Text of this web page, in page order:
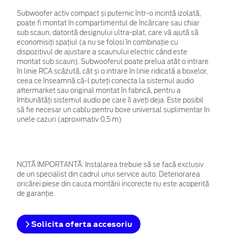
Subwoofer activ compact și puternic într-o incintă izolată,
poate fi montat în compartimentul de încărcare sau chiar
sub scaun, datorită designului ultra-plat, care vă ajută să
economisiți spațiul (a nu se folosi în combinație cu
dispozitivul de ajustare a scaunului electric când este
montat sub scaun). Subwooferul poate prelua atât o intrare
în linie RCA scăzută, cât și o intrare în linie ridicată a boxelor,
ceea ce înseamnă că-l puteți conecta la sistemul audio
aftermarket sau original montat în fabrică, pentru a
îmbunătăți sistemul audio pe care îl aveți deja. Este posibil
să fie necesar un cablu pentru boxe universal suplimentar în
unele cazuri (aproximativ 0,5 m)
NOTĂ IMPORTANTĂ: Instalarea trebuie să se facă exclusiv
de un specialist din cadrul unui service auto. Deteriorarea
oricărei piese din cauza montării incorecte nu este acoperită
de garanţie.
Solicita oferta accesoriu